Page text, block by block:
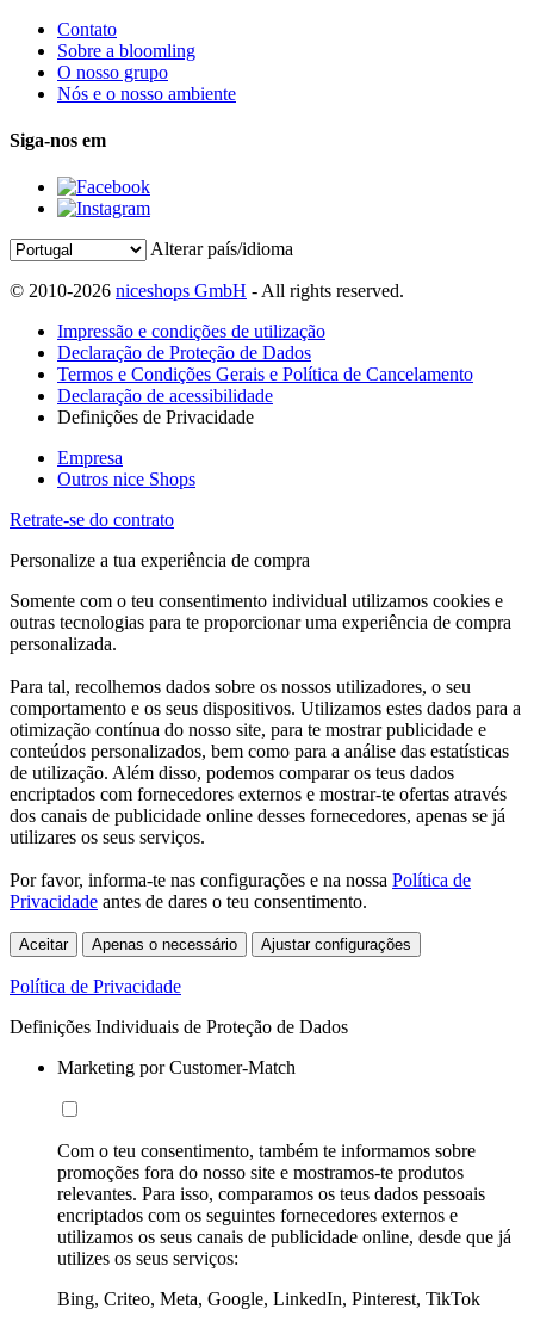
Contato
Sobre a bloomling
O nosso grupo
Nós e o nosso ambiente
Siga-nos em
Alterar país/idioma
© 2010-2026 niceshops GmbH - All rights reserved.
Impressão e condições de utilização
Declaração de Proteção de Dados
Termos e Condições Gerais e Política de Cancelamento
Declaração de acessibilidade
Definições de Privacidade
Empresa
Outros nice Shops
Retrate-se do contrato
Personalize a tua experiência de compra
Somente com o teu consentimento individual utilizamos cookies e
outras tecnologias para te proporcionar uma experiência de compra
personalizada.
Para tal, recolhemos dados sobre os nossos utilizadores, o seu
comportamento e os seus dispositivos. Utilizamos estes dados para a
otimização contínua do nosso site, para te mostrar publicidade e
conteúdos personalizados, bem como para a análise das estatísticas
de utilização. Além disso, podemos comparar os teus dados
encriptados com fornecedores externos e mostrar-te ofertas através
dos canais de publicidade online desses fornecedores, apenas se já
utilizares os seus serviços.
Por favor, informa-te nas configurações e na nossa Política de
Privacidade antes de dares o teu consentimento.
Aceitar Apenas o necessário Ajustar configurações
Política de Privacidade
Definições Individuais de Proteção de Dados
Marketing por Customer-Match
Com o teu consentimento, também te informamos sobre
promoções fora do nosso site e mostramos-te produtos
relevantes. Para isso, comparamos os teus dados pessoais
encriptados com os seguintes fornecedores externos e
utilizamos os seus canais de publicidade online, desde que já
utilizes os seus serviços:
Bing, Criteo, Meta, Google, LinkedIn, Pinterest, TikTok